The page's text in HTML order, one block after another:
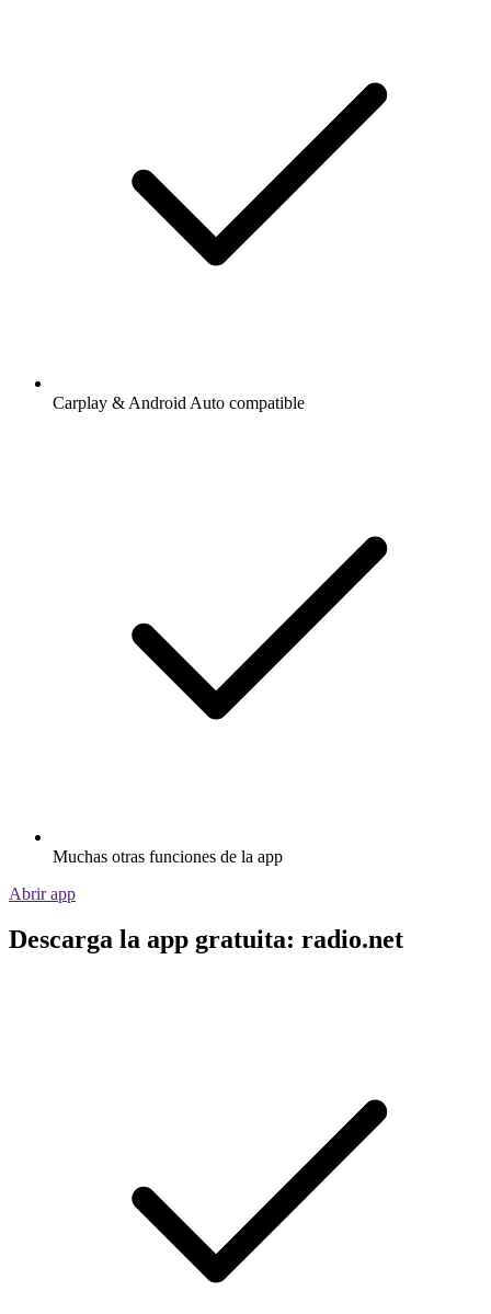
Carplay & Android Auto compatible
Muchas otras funciones de la app
Abrir app
Descarga la app gratuita: radio.net